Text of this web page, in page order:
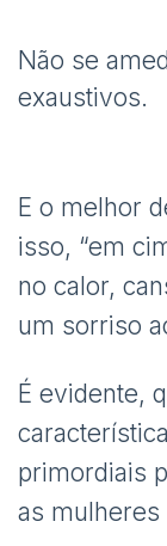
Não se
exaustivos.
E o melhor
isso, “em
no calor,
um sorriso
É evidente,
primordiais
as mulheres